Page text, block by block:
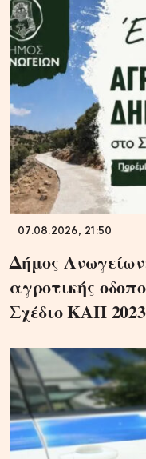
07.08.2026, 21:50
Δήμος
αγροτικής
Σχέδιο ΚΑΠ